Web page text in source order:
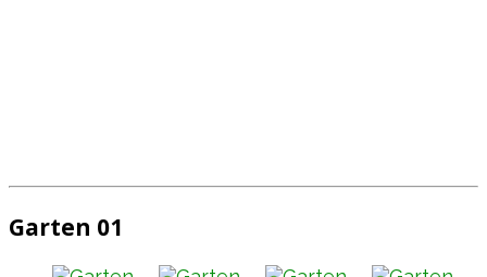
Garten 01